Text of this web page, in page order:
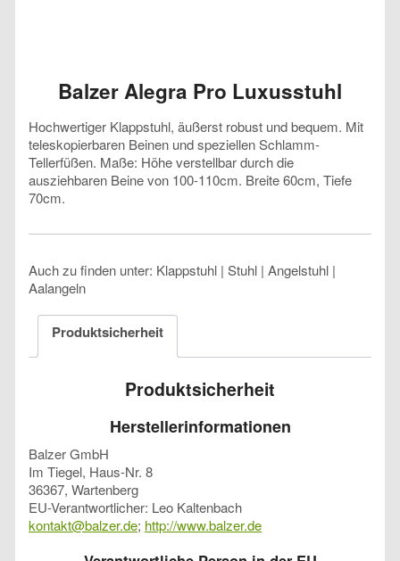
Balzer Alegra Pro Luxusstuhl
Hochwertiger Klappstuhl, äußerst robust und bequem. Mit
teleskopierbaren Beinen und speziellen Schlamm-
Tellerfüßen. Maße: Höhe verstellbar durch die
ausziehbaren Beine von 100-110cm. Breite 60cm, Tiefe
70cm.
Auch zu finden unter: Klappstuhl | Stuhl | Angelstuhl |
Aalangeln
Produktsicherheit
Produktsicherheit
Herstellerinformationen
Balzer GmbH
Im Tiegel, Haus-Nr. 8
36367, Wartenberg
EU-Verantwortlicher: Leo Kaltenbach
kontakt@balzer.de; http://www.balzer.de